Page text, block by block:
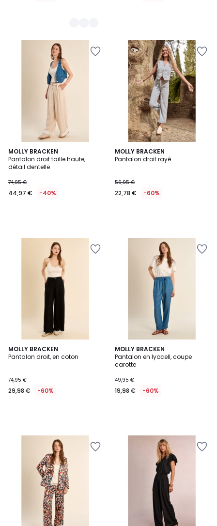
MOLLY BRACKEN
Pantalon droit taille haute,
détail dentelle
74,95 €
44,97 € -40%
MOLLY BRACKEN
Pantalon droit rayé
56,95 €
22,78 € -60%
MOLLY BRACKEN
Pantalon droit, en coton
74,95 €
29,98 € -60%
MOLLY BRACKEN
Pantalon en lyocell, coupe
carotte
49,95 €
19,98 € -60%